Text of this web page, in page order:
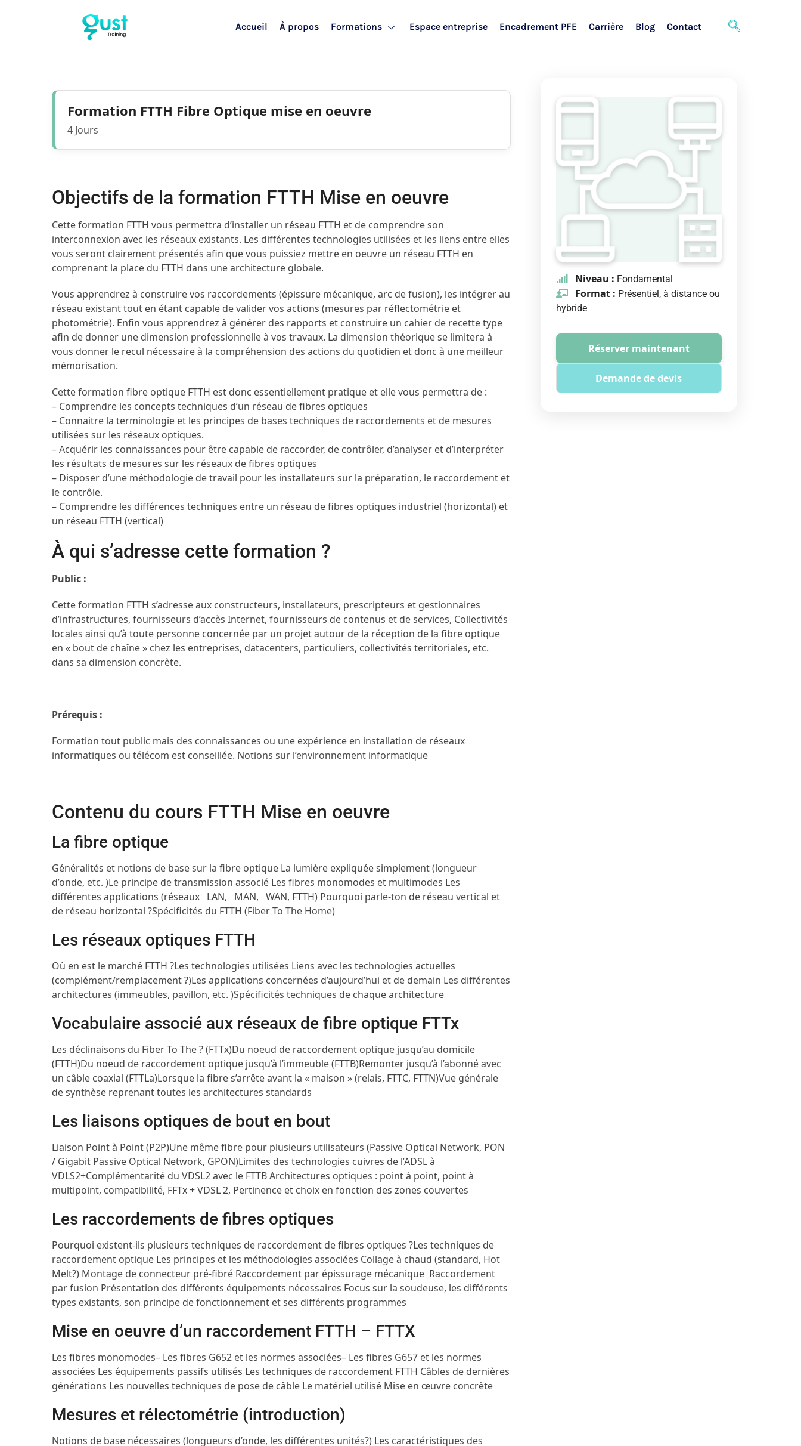
Accueil À propos Formations Espace entreprise Encadrement PFE Carrière Blog Contact
Formation FTTH Fibre Optique mise en oeuvre
4 Jours
Objectifs de la formation FTTH Mise en oeuvre
Cette formation FTTH vous permettra d’installer un réseau FTTH et de comprendre son
interconnexion avec les réseaux existants. Les différentes technologies utilisées et les liens entre elles
vous seront clairement présentés afin que vous puissiez mettre en oeuvre un réseau FTTH en
comprenant la place du FTTH dans une architecture globale.
Vous apprendrez à construire vos raccordements (épissure mécanique, arc de fusion), les intégrer au
réseau existant tout en étant capable de valider vos actions (mesures par réflectométrie et
photométrie). Enfin vous apprendrez à générer des rapports et construire un cahier de recette type
afin de donner une dimension professionnelle à vos travaux. La dimension théorique se limitera à
vous donner le recul nécessaire à la compréhension des actions du quotidien et donc à une meilleur
mémorisation.
Cette formation fibre optique FTTH est donc essentiellement pratique et elle vous permettra de :
– Comprendre les concepts techniques d’un réseau de fibres optiques
– Connaitre la terminologie et les principes de bases techniques de raccordements et de mesures
utilisées sur les réseaux optiques.
– Acquérir les connaissances pour être capable de raccorder, de contrôler, d’analyser et d’interpréter
les résultats de mesures sur les réseaux de fibres optiques
– Disposer d’une méthodologie de travail pour les installateurs sur la préparation, le raccordement et
le contrôle.
– Comprendre les différences techniques entre un réseau de fibres optiques industriel (horizontal) et
un réseau FTTH (vertical)
À qui s’adresse cette formation ?
Public :
Cette formation FTTH s’adresse aux constructeurs, installateurs, prescripteurs et gestionnaires
d’infrastructures, fournisseurs d’accès Internet, fournisseurs de contenus et de services, Collectivités
locales ainsi qu’à toute personne concernée par un projet autour de la réception de la fibre optique
en « bout de chaîne » chez les entreprises, datacenters, particuliers, collectivités territoriales, etc.
dans sa dimension concrète.
Prérequis :
Formation tout public mais des connaissances ou une expérience en installation de réseaux
informatiques ou télécom est conseillée. Notions sur l’environnement informatique
Contenu du cours FTTH Mise en oeuvre
La fibre optique
Généralités et notions de base sur la fibre optique La lumière expliquée simplement (longueur
d’onde, etc. )Le principe de transmission associé Les fibres monomodes et multimodes Les
différentes applications (réseaux LAN, MAN, WAN, FTTH) Pourquoi parle-ton de réseau vertical et
de réseau horizontal ?Spécificités du FTTH (Fiber To The Home)
Les réseaux optiques FTTH
Où en est le marché FTTH ?Les technologies utilisées Liens avec les technologies actuelles
(complément/remplacement ?)Les applications concernées d’aujourd’hui et de demain Les différentes
architectures (immeubles, pavillon, etc. )Spécificités techniques de chaque architecture
Vocabulaire associé aux réseaux de fibre optique FTTx
Les déclinaisons du Fiber To The ? (FTTx)Du noeud de raccordement optique jusqu’au domicile
(FTTH)Du noeud de raccordement optique jusqu’à l’immeuble (FTTB)Remonter jusqu’à l’abonné avec
un câble coaxial (FTTLa)Lorsque la fibre s’arrête avant la « maison » (relais, FTTC, FTTN)Vue générale
de synthèse reprenant toutes les architectures standards
Les liaisons optiques de bout en bout
Liaison Point à Point (P2P)Une même fibre pour plusieurs utilisateurs (Passive Optical Network, PON
/ Gigabit Passive Optical Network, GPON)Limites des technologies cuivres de l’ADSL à
VDLS2+Complémentarité du VDSL2 avec le FTTBArchitectures optiques : point à point, point à
multipoint, compatibilité, FFTx + VDSL 2, Pertinence et choix en fonction des zones couvertes
Les raccordements de fibres optiques
Pourquoi existent-ils plusieurs techniques de raccordement de fibres optiques ?Les techniques de
raccordement optique Les principes et les méthodologies associées Collage à chaud (standard, Hot
Melt?) Montage de connecteur pré-fibré Raccordement par épissurage mécanique Raccordement
par fusion Présentation des différents équipements nécessaires Focus sur la soudeuse, les différents
types existants, son principe de fonctionnement et ses différents programmes
Mise en oeuvre d’un raccordement FTTH – FTTX
Les fibres monomodes– Les fibres G652 et les normes associées– Les fibres G657 et les normes
associées Les équipements passifs utilisés Les techniques de raccordement FTTH Câbles de dernières
générations Les nouvelles techniques de pose de câble Le matériel utilisé Mise en œuvre concrète
Mesures et rélectométrie (introduction)
Notions de base nécessaires (longueurs d’onde, les différentes unités?) Les caractéristiques des
Niveau : Fondamental
Format : Présentiel, à distance ou
hybride
Réserver maintenant
Demande de devis